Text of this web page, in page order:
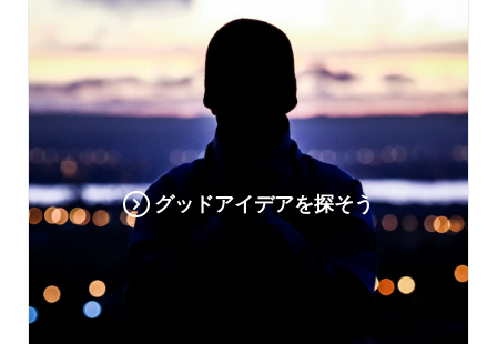
グッドアイデアを探そう